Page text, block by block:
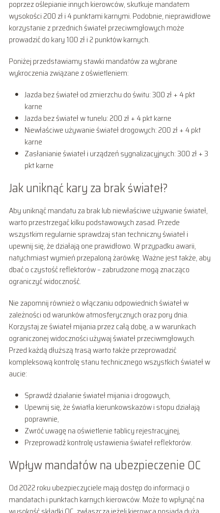
poprzez oślepianie innych kierowców, skutkuje mandatem
wysokości 200 zł i 4 punktami karnymi. Podobnie, nieprawidłowe
korzystanie z przednich świateł przeciwmgłowych może
prowadzić do kary 100 zł i 2 punktów karnych.
Poniżej przedstawiamy stawki mandatów za wybrane
wykroczenia związane z oświetleniem:
Jazda bez świateł od zmierzchu do świtu: 300 zł + 4 pkt
karne
Jazda bez świateł w tunelu: 200 zł + 4 pkt karne
Niewłaściwe używanie świateł drogowych: 200 zł + 4 pkt
karne
Zasłanianie świateł i urządzeń sygnalizacyjnych: 300 zł + 3
pkt karne
Jak uniknąć kary za brak świateł?
Aby uniknąć mandatu za brak lub niewłaściwe używanie świateł,
warto przestrzegać kilku podstawowych zasad. Przede
wszystkim regularnie sprawdzaj stan techniczny świateł i
upewnij się, że działają one prawidłowo. W przypadku awarii,
natychmiast wymień przepaloną żarówkę. Ważne jest także, aby
dbać o czystość reflektorów – zabrudzone mogą znacząco
ograniczyć widoczność.
Nie zapomnij również o włączaniu odpowiednich świateł w
zależności od warunków atmosferycznych oraz pory dnia.
Korzystaj ze świateł mijania przez całą dobę, a w warunkach
ograniczonej widoczności używaj świateł przeciwmgłowych.
Przed każdą dłuższą trasą warto także przeprowadzić
kompleksową kontrolę stanu technicznego wszystkich świateł w
aucie:
Sprawdź działanie świateł mijania i drogowych,
Upewnij się, że światła kierunkowskazów i stopu działają
poprawnie,
Zwróć uwagę na oświetlenie tablicy rejestracyjnej,
Przeprowadź kontrolę ustawienia świateł reflektorów.
Wpływ mandatów na ubezpieczenie OC
Od 2022 roku ubezpieczyciele mają dostęp do informacji o
mandatach i punktach karnych kierowców. Może to wpłynąć na